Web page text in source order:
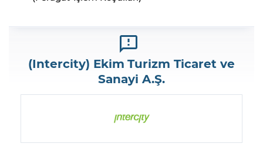
(Intercity) Ekim Turizm Ticaret ve
Sanayi A.Ş.